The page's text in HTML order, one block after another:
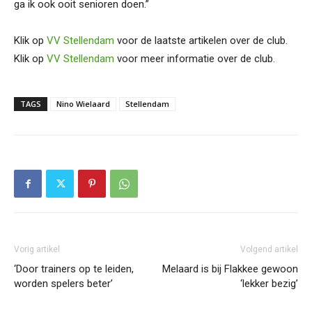
ga ik ook ooit senioren doen.”
Klik op VV Stellendam voor de laatste artikelen over de club.
Klik op VV Stellendam voor meer informatie over de club.
TAGS Nino Wielaard Stellendam
Vorig artikel
‘Door trainers op te leiden,
worden spelers beter’
Volgend artikel
Melaard is bij Flakkee gewoon
‘lekker bezig’